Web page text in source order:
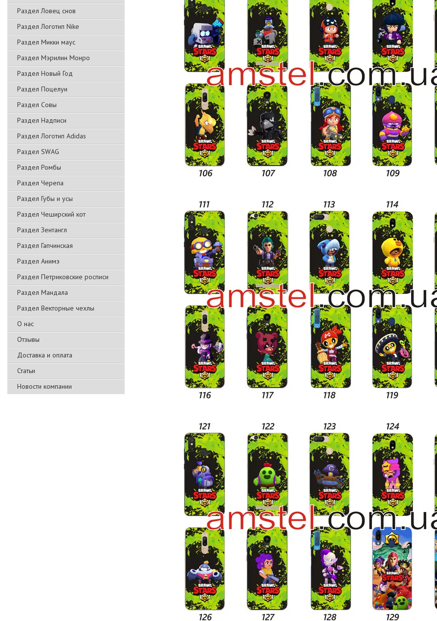
Раздел Ловец снов
Раздел Логотип Nike
Раздел Микки маус
Раздел Мэрилин Монро
Раздел Новый Год
Раздел Поцелуи
Раздел Совы
Раздел Надписи
Раздел Логотип Adidas
Раздел SWAG
Раздел Ромбы
Раздел Черепа
Раздел Губы и усы
Раздел Чеширский кот
Раздел Зентангл
Раздел Гапчинская
Раздел Анимэ
Раздел Петриковские росписи
Раздел Мандала
Раздел Векторные чехлы
О нас
Отзывы
Доставка и оплата
Статьи
Новости компании